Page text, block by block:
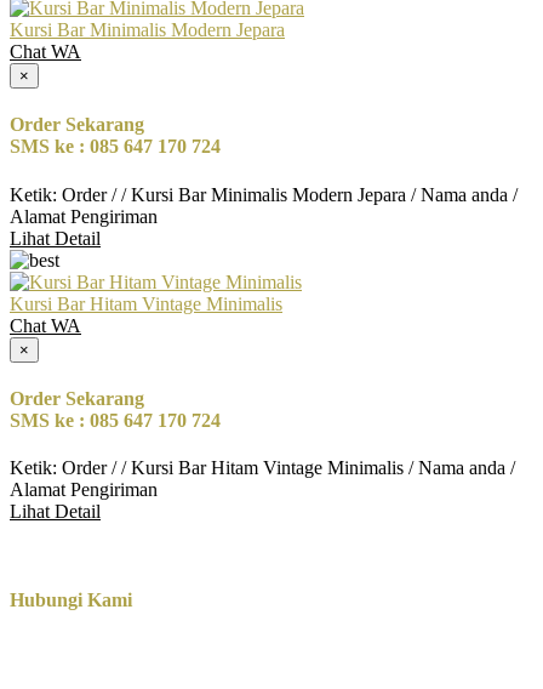
Kursi Bar Minimalis Modern Jepara
Chat WA
×
Order Sekarang
SMS ke : 085 647 170 724
Ketik: Order / / Kursi Bar Minimalis Modern Jepara / Nama anda /
Alamat Pengiriman
Lihat Detail
Kursi Bar Hitam Vintage Minimalis
Chat WA
×
Order Sekarang
SMS ke : 085 647 170 724
Ketik: Order / / Kursi Bar Hitam Vintage Minimalis / Nama anda /
Alamat Pengiriman
Lihat Detail
Hubungi Kami